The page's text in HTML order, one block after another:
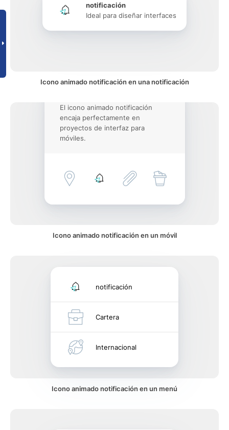
notificación
Ideal para diseñar interfaces
Icono animado notificación en una notificación
El icono animado notificación
encaja perfectamente en
proyectos de interfaz para
móviles.
Icono animado notificación en un móvil
notificación
Cartera
Internacional
Icono animado notificación en un menú